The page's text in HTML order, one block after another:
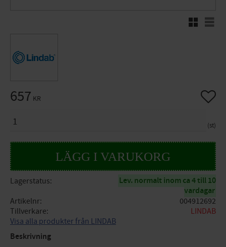
Rutnätsvy
657 KR
st
Lägg
Lagerstatus
Lev. normalt inom ca 4 till 10
vardagar
Artikelnr
004912692
Tillverkare
LINDAB
Visa alla produkter från LINDAB
Beskrivning